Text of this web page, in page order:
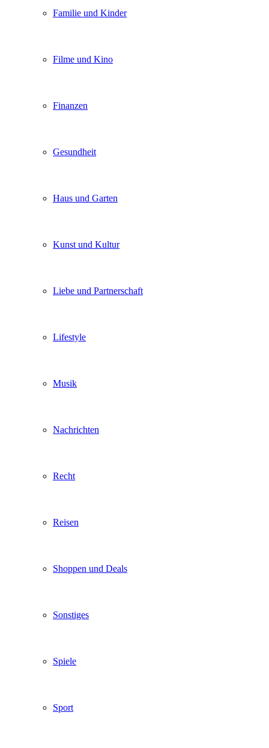
Familie und Kinder
Filme und Kino
Finanzen
Gesundheit
Haus und Garten
Kunst und Kultur
Liebe und Partnerschaft
Lifestyle
Musik
Nachrichten
Recht
Reisen
Shoppen und Deals
Sonstiges
Spiele
Sport